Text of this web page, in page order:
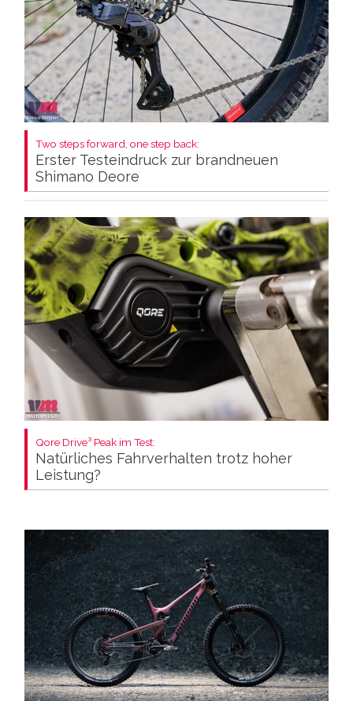
Two steps forward, one step back:
Erster Testeindruck zur brandneuen
Shimano Deore
Qore Drive³ Peak im Test:
Natürliches Fahrverhalten trotz hoher
Leistung?